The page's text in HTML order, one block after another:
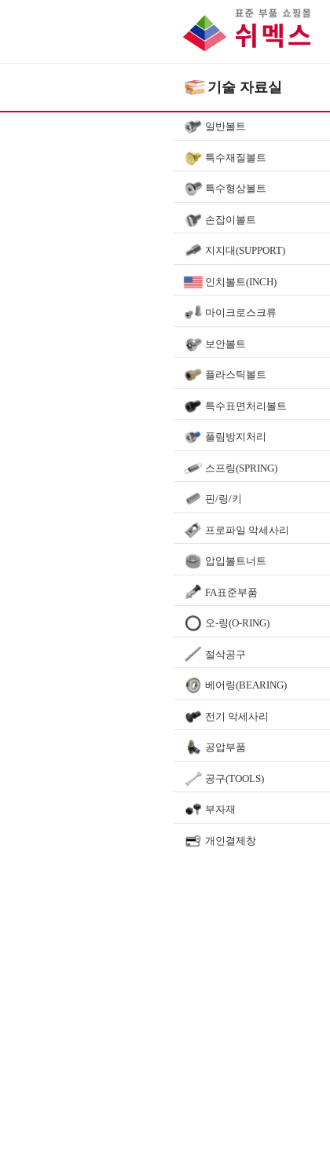
기술 자료실
일반볼트
특수재질볼트
특수형상볼트
손잡이볼트
지지대(SUPPORT)
인치볼트(INCH)
마이크로스크류
보안볼트
플라스틱볼트
특수표면처리볼트
풀림방지처리
스프링(SPRING)
핀/링/키
프로파일 악세사리
압입볼트너트
FA표준부품
오-링(O-RING)
절삭공구
베어링(BEARING)
전기 악세사리
공압부품
공구(TOOLS)
부자재
개인결제창